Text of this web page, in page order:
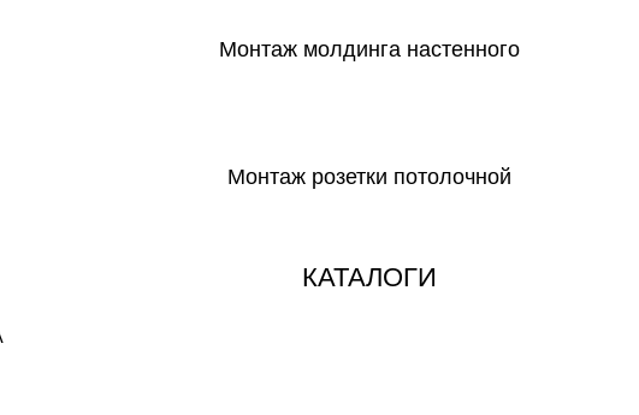
Монтаж молдинга настенного
Монтаж розетки потолочной
КАТАЛОГИ